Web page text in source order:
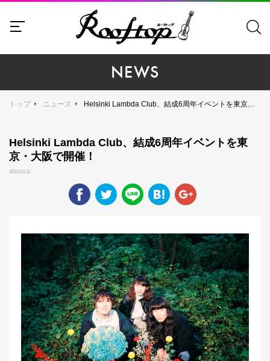
NEWS
トップ ニュース Helsinki Lambda Club、結成6周年イベントを東京・大阪で開催！
Helsinki Lambda Club、結成6周年イベントを東
京・大阪で開催！
2019.03.11